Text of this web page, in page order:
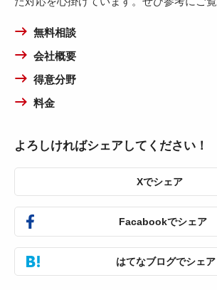
無料相談
会社概要
得意分野
料金
よろしければシェアしてください！
Xでシェア
Facabookでシェア
はてなブログでシェア